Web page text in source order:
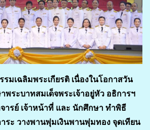
มเฉลิมพระเกียรติ เนื่องในโอกาสวัน
ระบาทสมเด็จพระเจ้าอยู่หัว อธิการฯ
รย์ เจ้าหน้าที่ และ นักศึกษา ทำพิธี
ระ วางพานพุ่มเงินพานพุ่มทอง จุดเทียน